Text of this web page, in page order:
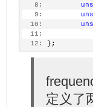
   8:
   9:
  10:
  11:
  12:
};
定义了